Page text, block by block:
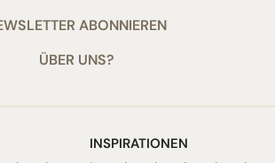
ABONNIEREN
ÜBER UNS?
INSPIRATIONEN